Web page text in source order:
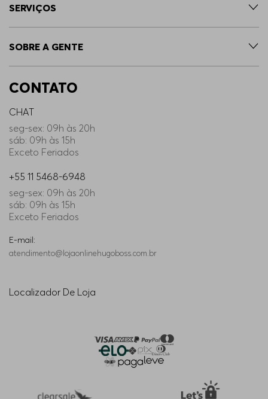
SERVIÇOS
SOBRE A GENTE
CONTATO
CHAT
seg-sex: 09h às 20h
sáb: 09h às 15h
Exceto Feriados
+55 11 5468-6948
seg-sex: 09h às 20h
sáb: 09h às 15h
Exceto Feriados
E-mail:
atendimento@lojaonlinehugoboss.com.br
Localizador De Loja